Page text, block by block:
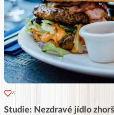
4
Studie: Nezdravé jídlo